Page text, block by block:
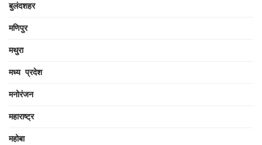
बुलंदशहर
मणिपुर
मथुरा
मध्य प्रदेश
मनोरंजन
महाराष्ट्र
महोबा